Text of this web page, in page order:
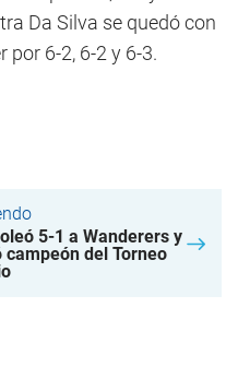
Da Silva se quedó con
por 6-2, 6-2 y 6-3.
5-1 a Wanderers y
campeón del Torneo